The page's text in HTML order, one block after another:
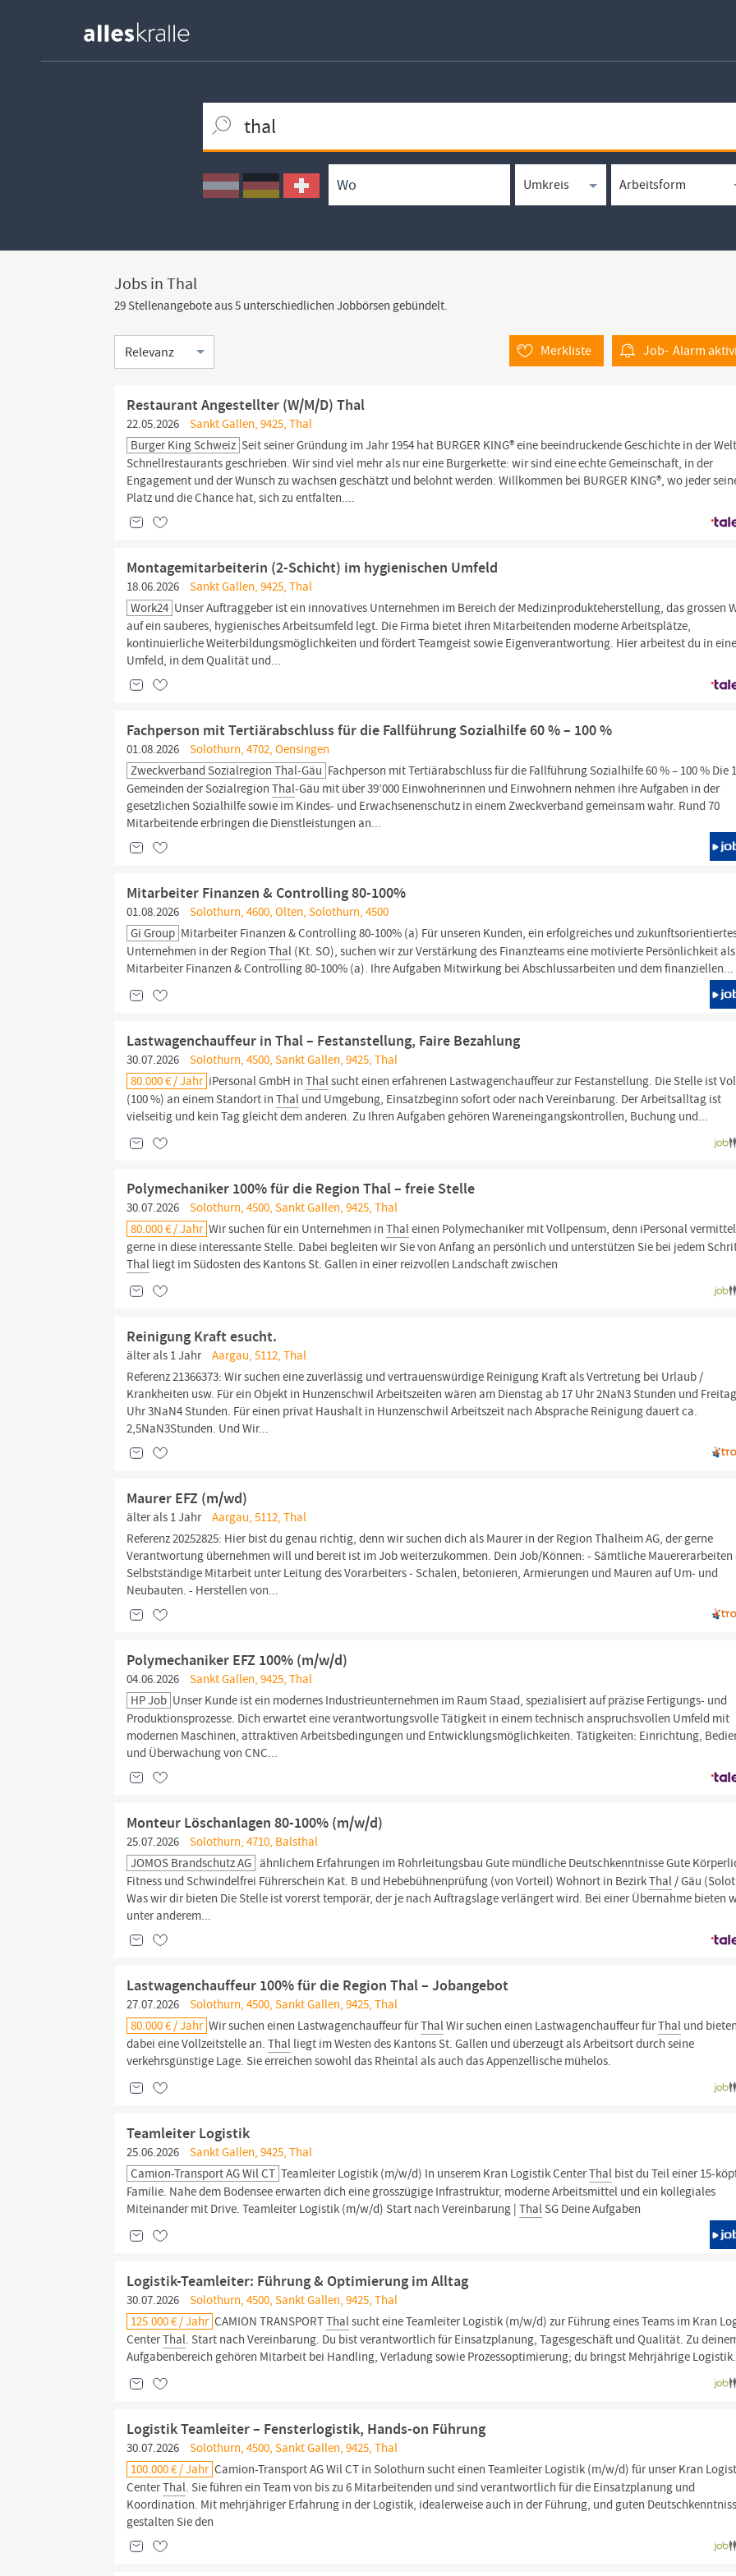
Ortssuche
Umkreissuche
Arbeitsform
Jobs in Thal
29 Stellenangebote aus 5 unterschiedlichen Jobbörsen gebündelt.
Sortierung Job- Alarm
Merkliste
Restaurant Angestellter (W/M/D) Thal
22.05.2026
Sankt Gallen, 9425, Thal
Burger King Schweiz Seit seiner Gründung im Jahr 1954 hat BURGER KING® eine beeindruckende Geschichte in der
Schnellrestaurants geschrieben. Wir sind viel mehr als nur eine Burgerkette: wir sind eine echte Gemeinschaft, in der
Engagement und der Wunsch zu wachsen geschätzt und belohnt werden. Willkommen bei BURGER KING®, wo jeder
Platz und die Chance hat, sich zu entfalten....
Montagemitarbeiterin (2-Schicht) im hygienischen Umfeld
18.06.2026
Sankt Gallen, 9425, Thal
Work24 Unser Auftraggeber ist ein innovatives Unternehmen im Bereich der Medizinprodukteherstellung, das grossen
auf ein sauberes, hygienisches Arbeitsumfeld legt. Die Firma bietet ihren Mitarbeitenden moderne Arbeitsplätze,
kontinuierliche Weiterbildungsmöglichkeiten und fördert Teamgeist sowie Eigenverantwortung. Hier arbeitest du in
Umfeld, in dem Qualität und...
Fachperson mit Tertiärabschluss für die Fallführung Sozialhilfe 60 % – 100 %
01.08.2026
Solothurn, 4702, Oensingen
Zweckverband Sozialregion Thal-Gäu Fachperson mit Tertiärabschluss für die Fallführung Sozialhilfe 60 % – 100 % Die
Gemeinden der SozialregionThal-Gäu mit über 39’000 Einwohnerinnen und Einwohnern nehmen ihre Aufgaben in der
gesetzlichen Sozialhilfe sowie im Kindes- und Erwachsenenschutz in einem Zweckverband gemeinsam wahr. Rund 70
Mitarbeitende erbringen die Dienstleistungen an...
Mitarbeiter Finanzen & Controlling 80-100%
01.08.2026
Solothurn, 4600, Olten, Solothurn, 4500
Gi Group Mitarbeiter Finanzen & Controlling 80-100% (a) Für unseren Kunden, ein erfolgreiches und
Unternehmen in der RegionThal (Kt. SO), suchen wir zur Verstärkung des Finanzteams eine motivierte Persönlichkeit als
Mitarbeiter Finanzen & Controlling 80-100% (a). Ihre Aufgaben Mitwirkung bei Abschlussarbeiten und dem finanziellen...
Lastwagenchauffeur in Thal – Festanstellung, Faire Bezahlung
30.07.2026
Solothurn, 4500, Sankt Gallen, 9425, Thal
80.000 € / Jahr iPersonal GmbH inThalsucht einen erfahrenen Lastwagenchauffeur zur Festanstellung. Die Stelle ist
(100 %) an einem Standort inThal und Umgebung, Einsatzbeginn sofort oder nach Vereinbarung. Der Arbeitsalltag ist
vielseitig und kein Tag gleicht dem anderen. Zu Ihren Aufgaben gehören Wareneingangskontrollen, Buchung und...
Polymechaniker 100% für die Region Thal – freie Stelle
30.07.2026
Solothurn, 4500, Sankt Gallen, 9425, Thal
80.000 € / Jahr Wir suchen für ein Unternehmen inThaleinen Polymechaniker mit Vollpensum, denn iPersonal
gerne in diese interessante Stelle. Dabei begleiten wir Sie von Anfang an persönlich und unterstützen Sie bei jedem
Thal liegt im Südosten des Kantons St. Gallen in einer reizvollen Landschaft zwischen
Reinigung Kraft esucht.
älter als 1 Jahr
Aargau, 5112, Thal
Referenz 21366373: Wir suchen eine zuverlässig und vertrauenswürdige Reinigung Kraft als Vertretung bei Urlaub /
Krankheiten usw. Für ein Objekt in Hunzenschwil Arbeitszeiten wären am Dienstag ab 17 Uhr 2NaN3 Stunden und
Uhr 3NaN4 Stunden. Für einen privat Haushalt in Hunzenschwil Arbeitszeit nach Absprache Reinigung dauert ca.
2,5NaN3Stunden. Und Wir...
Maurer EFZ (m/wd)
älter als 1 Jahr
Aargau, 5112, Thal
Referenz 20252825: Hier bist du genau richtig, denn wir suchen dich als Maurer in der Region Thalheim AG, der gerne
Verantwortung übernehmen will und bereit ist im Job weiterzukommen. Dein Job/Können: - Sämtliche Mauererarbeiten
Selbstständige Mitarbeit unter Leitung des Vorarbeiters - Schalen, betonieren, Armierungen und Mauren auf Um- und
Neubauten. - Herstellen von...
Polymechaniker EFZ 100% (m/w/d)
04.06.2026
Sankt Gallen, 9425, Thal
HP Job Unser Kunde ist ein modernes Industrieunternehmen im Raum Staad, spezialisiert auf präzise Fertigungs- und
Produktionsprozesse. Dich erwartet eine verantwortungsvolle Tätigkeit in einem technisch anspruchsvollen Umfeld mit
modernen Maschinen, attraktiven Arbeitsbedingungen und Entwicklungsmöglichkeiten. Tätigkeiten: Einrichtung,
und Überwachung von CNC...
Monteur Löschanlagen 80-100% (m/w/d)
25.07.2026
Solothurn, 4710, Balsthal
JOMOS Brandschutz AG ähnlichem Erfahrungen im Rohrleitungsbau Gute mündliche Deutschkenntnisse Gute
Fitness und Schwindelfrei Führerschein Kat. B und Hebebühnenprüfung (von Vorteil) Wohnort in BezirkThal/ Gäu
Was wir dir bieten Die Stelle ist vorerst temporär, der je nach Auftragslage verlängert wird. Bei einer Übernahme bieten
unter anderem...
Lastwagenchauffeur 100% für die Region Thal – Jobangebot
27.07.2026
Solothurn, 4500, Sankt Gallen, 9425, Thal
80.000 € / Jahr Wir suchen einen Lastwagenchauffeur fürThalWir suchen einen Lastwagenchauffeur fürThal und bieten
dabei eine Vollzeitstelle an.Thal liegt im Westen des Kantons St. Gallen und überzeugt als Arbeitsort durch seine
verkehrsgünstige Lage. Sie erreichen sowohl das Rheintal als auch das Appenzellische mühelos.
Teamleiter Logistik
25.06.2026
Sankt Gallen, 9425, Thal
Camion-Transport AG Wil CT Teamleiter Logistik (m/w/d) In unserem Kran Logistik CenterThal bist du Teil einer 15-
Familie. Nahe dem Bodensee erwarten dich eine grosszügige Infrastruktur, moderne Arbeitsmittel und ein kollegiales
Miteinander mit Drive. Teamleiter Logistik (m/w/d) Start nach Vereinbarung |Thal SG Deine Aufgaben
Logistik-Teamleiter: Führung & Optimierung im Alltag
30.07.2026
Solothurn, 4500, Sankt Gallen, 9425, Thal
125.000 € / Jahr CAMION TRANSPORTThalsucht eine Teamleiter Logistik (m/w/d) zur Führung eines Teams im Kran
CenterThal. Start nach Vereinbarung. Du bist verantwortlich für Einsatzplanung, Tagesgeschäft und Qualität. Zu
Aufgabenbereich gehören Mitarbeit bei Handling, Verladung sowie Prozessoptimierung; du bringst Mehrjährige
Logistik Teamleiter – Fensterlogistik, Hands-on Führung
30.07.2026
Solothurn, 4500, Sankt Gallen, 9425, Thal
100.000 € / Jahr Camion-Transport AG Wil CT in Solothurn sucht einen Teamleiter Logistik (m/w/d) für unser Kran
CenterThal. Sie führen ein Team von bis zu 6 Mitarbeitenden und sind verantwortlich für die Einsatzplanung und
Koordination. Mit mehrjähriger Erfahrung in der Logistik, idealerweise auch in der Führung, und guten
gestalten Sie den